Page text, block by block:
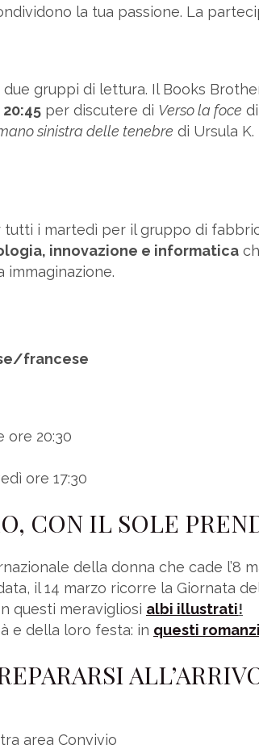
la tua passione. La
gruppi di lettura. Il Books
per discutere di Verso la foce
sinistra delle tenebre di Ursula
i martedì per il gruppo di
innovazione e informatica
francese
ore 20:30
ore 17:30
CON IL SOLE
della donna che cade l’8
il 14 marzo ricorre la Giornata
questi meravigliosi albi illustrati!
e della loro festa: in questi romanzi
area Convivio